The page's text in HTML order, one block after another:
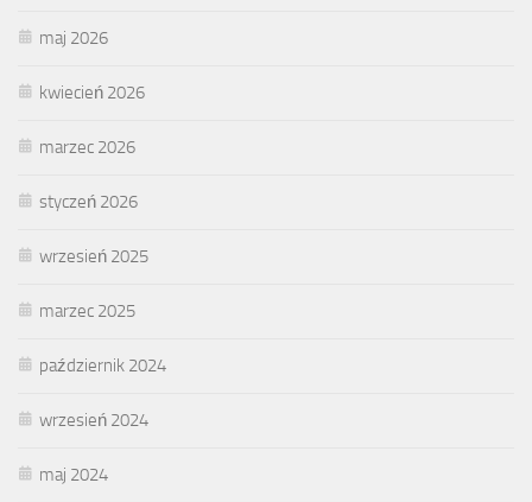
maj 2026
kwiecień 2026
marzec 2026
styczeń 2026
wrzesień 2025
marzec 2025
październik 2024
wrzesień 2024
maj 2024